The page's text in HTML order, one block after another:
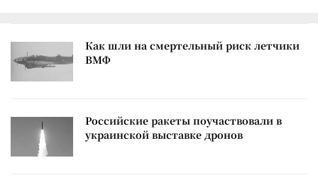
Как шли на смертельный риск летчики
ВМФ
Российские ракеты поучаствовали в
украинской выставке дронов